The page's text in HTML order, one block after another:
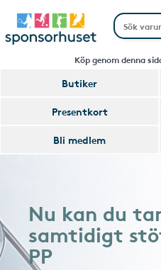
Köp genom denna
Butiker
Presentkort
Bli medlem
Nu kan du
samtidigt
PP